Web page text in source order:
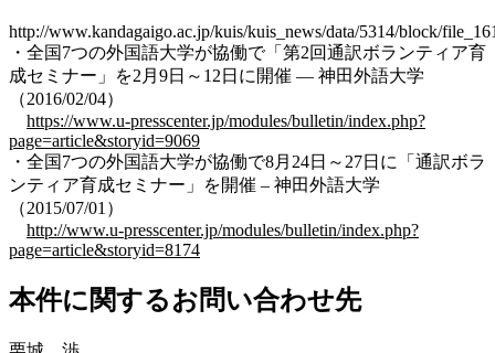
http://www.kandagaigo.ac.jp/kuis/kuis_news/data/5314/block/
・全国7つの外国語大学が協働で「第2回通訳ボランティア育
成セミナー」を2月9日～12日に開催 — 神田外語大学
（2016/02/04）
https://www.u-presscenter.jp/modules/bulletin/index.php?
page=article&storyid=9069
・全国7つの外国語大学が協働で8月24日～27日に「通訳ボラ
ンティア育成セミナー」を開催 – 神田外語大学
（2015/07/01）
http://www.u-presscenter.jp/modules/bulletin/index.php?
page=article&storyid=8174
本件に関するお問い合わせ先